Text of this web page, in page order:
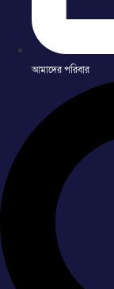
আমাদের পরিবার